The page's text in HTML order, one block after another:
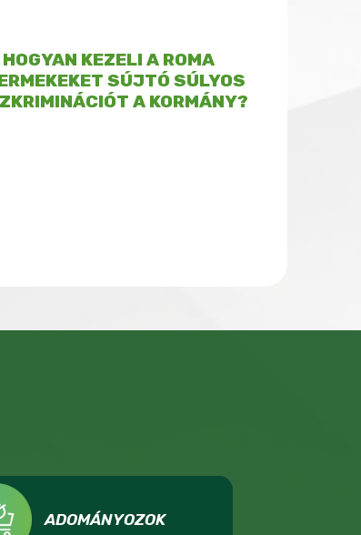
HOGYAN KEZELI A ROMA
SÚJTÓ SÚLYOS
A KORMÁNY?
ADOMÁNYOZOK